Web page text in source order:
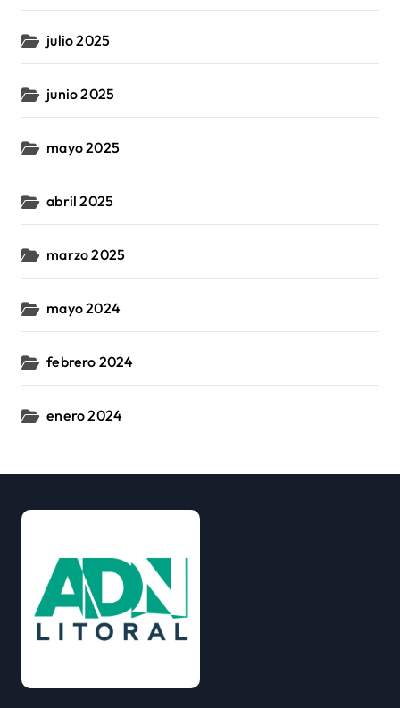
julio 2025
junio 2025
mayo 2025
abril 2025
marzo 2025
mayo 2024
febrero 2024
enero 2024